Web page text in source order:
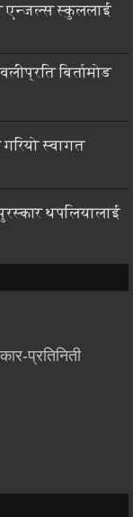
एन्जल्स स्कुललाई
बिर्तामोड
गरियो स्वागत
थपलियालाई
प्रतिनिती